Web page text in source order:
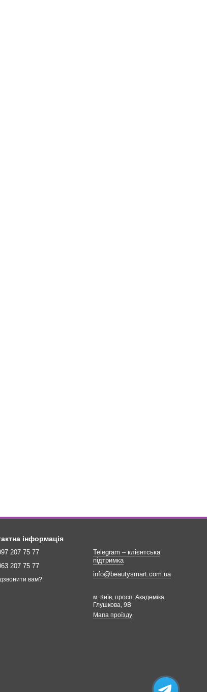
інформація
207 75 77
207 75 77
вам?
Telegram – клієнтська
підтримка
info@beautysmart.com.ua
м. Київ, просп. Академіка
Глушкова, 9В
Мапа проїзду